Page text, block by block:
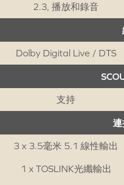
2.3, 播放和錄音
Dolby Digital Live / DTS
支持
連
3 x 3.5毫米 5.1 線性輸出
1 x TOSLINK光纖輸出